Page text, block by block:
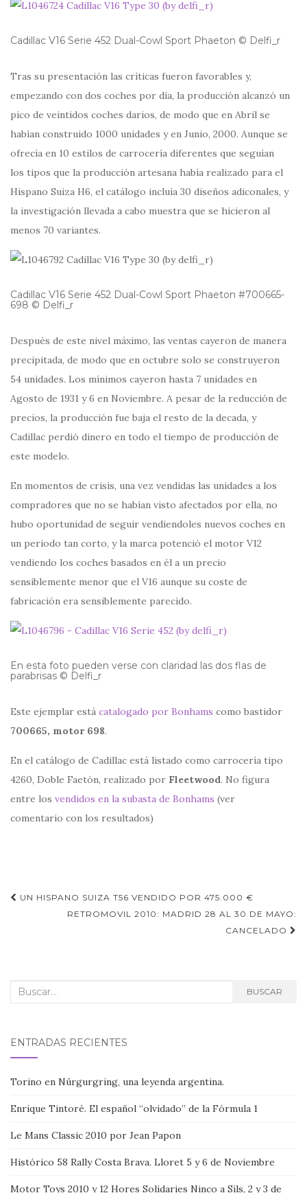
Cadillac V16 Serie 452 Dual-Cowl Sport Phaeton © Delfi_r
Tras su presentación las críticas fueron favorables y,
empezando con dos coches por día, la producción alcanzó un
pico de veintidos coches darios, de modo que en Abril se
habían construido 1000 unidades y en Junio, 2000. Aunque se
ofrecía en 10 estilos de carrocería diferentes que seguían
los tipos que la producción artesana había realizado para el
Hispano Suiza H6, el catálogo incluía 30 diseños adiconales, y
la investigación llevada a cabo muestra que se hicieron al
menos 70 variantes.
Cadillac V16 Serie 452 Dual-Cowl Sport Phaeton #700665-
698 © Delfi_r
Después de este nivel máximo, las ventas cayeron de manera
precipitada, de modo que en octubre solo se construyeron
54 unidades. Los mínimos cayeron hasta 7 unidades en
Agosto de 1931 y 6 en Noviembre. A pesar de la reducción de
precios, la producción fue baja el resto de la decada, y
Cadillac perdió dinero en todo el tiempo de producción de
este modelo.
En momentos de crisis, una vez vendidas las unidades a los
compradores que no se habían visto afectados por ella, no
hubo oportunidad de seguir vendiendoles nuevos coches en
un periodo tan corto, y la marca potenció el motor V12
vendiendo los coches basados en él a un precio
sensiblemente menor que el V16 aunque su coste de
fabricación era sensiblemente parecido.
En esta foto pueden verse con claridad las dos flas de
parabrisas © Delfi_r
Este ejemplar está catalogado por Bonhams como bastidor
700665, motor 698.
En el catálogo de Cadillac está listado como carrocería tipo
4260, Doble Faetón, realizado por Fleetwood. No figura
entre los vendidos en la subasta de Bonhams (ver
comentario con los resultados)
Navegación
UN HISPANO SUIZA T56 VENDIDO POR 475.000 €
RETROMOVIL 2010: MADRID 28 AL 30 DE MAYO:
CANCELADO
Buscar: BUSCAR
ENTRADAS RECIENTES
Torino en Nürgurgring, una leyenda argentina.
Enrique Tintoré. El español “olvidado” de la Fórmula 1
Le Mans Classic 2010 por Jean Papon
Histórico 58 Rally Costa Brava. Lloret 5 y 6 de Noviembre
Motor Toys 2010 y 12 Hores Solidaries Ninco a Sils, 2 y 3 de